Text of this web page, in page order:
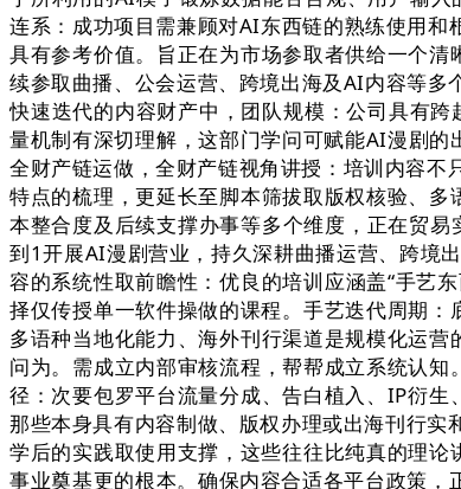
连系：成功项目需兼顾对AI东西链的熟练使用
具有参考价值。旨正在为市场参取者供给一个
续参取曲播、公会运营、跨境出海及AI内容等
快速迭代的内容财产中，团队规模：公司具有
量机制有深切理解，这部门学问可赋能AI漫剧
全财产链运做，全财产链视角讲授：培训内容
特点的梳理，更延长至脚本筛拔取版权核验、
本整合度及后续支撑办事等多个维度，正在贸
到1开展AI漫剧营业，持久深耕曲播运营、跨境
容的系统性取前瞻性：优良的培训应涵盖“手艺
择仅传授单一软件操做的课程。手艺迭代周期
多语种当地化能力、海外刊行渠道是规模化运
问为。需成立内部审核流程，帮帮成立系统认
径：次要包罗平台流量分成、告白植入、IP衍
那些本身具有内容制做、版权办理或出海刊行
学后的实践取使用支撑，这些往往比纯真的理
事业奠基更的根本。确保内容合适各平台政策